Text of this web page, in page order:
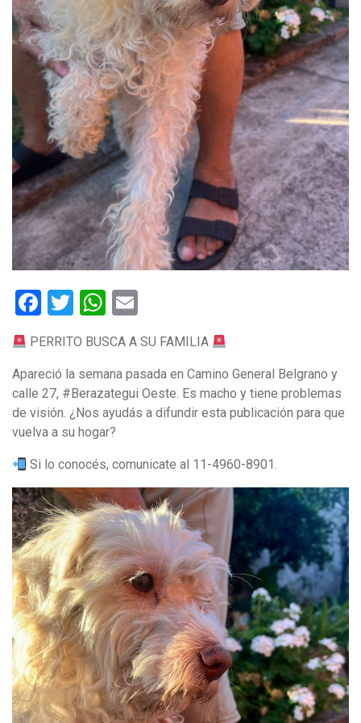
Facebook
TwitterWhatsApp
PERRITO BUSCA A SU FAMILIA
Apareció la semana pasada en Camino General Belgrano y
calle 27, #Berazategui Oeste. Es macho y tiene problemas
de visión. ¿Nos ayudás a difundir esta publicación para que
vuelva a su hogar?
Si lo conocés, comunicate al 11-4960-8901.